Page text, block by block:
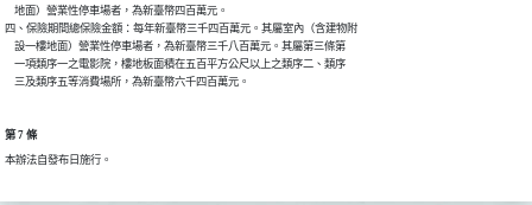
    地面）營業性停車場者，為新臺幣四百萬元。
四、保險期間總保險金額：每年新臺幣三千四百萬元。其屬室內（含建物附
    設一樓地面）營業性停車場者，為新臺幣三千八百萬元。其屬第三條第
    一項類序一之電影院，樓地板面積在五百平方公尺以上之類序二、類序
    三及類序五等消費場所，為新臺幣六千四百萬元。
第 7 條
本辦法自發布日施行。